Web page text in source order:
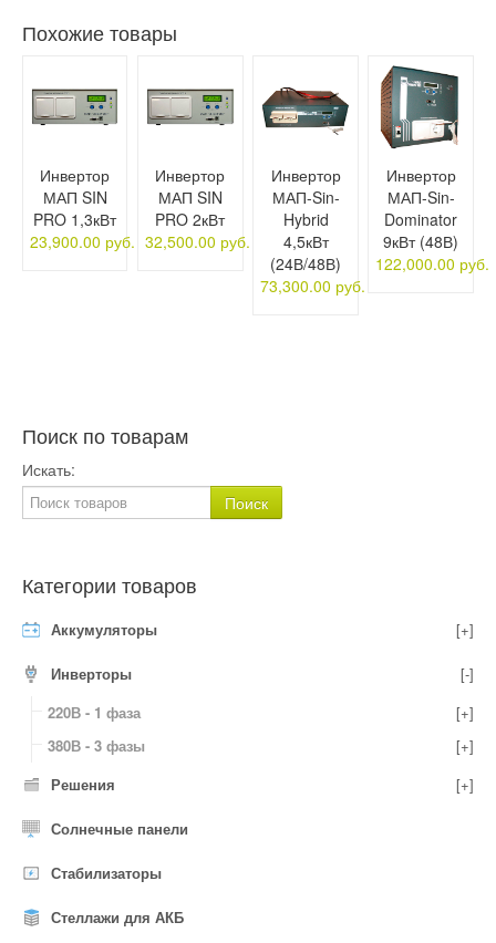
Похожие товары
Инвертор
МАП SIN
PRO 1,3кВт
23,900.00 руб.
Инвертор
МАП SIN
PRO 2кВт
32,500.00 руб.
Инвертор
МАП-Sin-
Hybrid
4,5кВт
(24В/48В)
73,300.00 руб.
Инвертор
МАП-Sin-
Dominator
9кВт (48В)
122,000.00 руб.
Поиск по товарам
Искать:
Категории товаров
Аккумуляторы [+]
Инверторы
[-]
220В - 1 фаза
[+]
380В - 3 фазы
[+]
Решения
[+]
Солнечные панели
Стабилизаторы
Стеллажи для АКБ